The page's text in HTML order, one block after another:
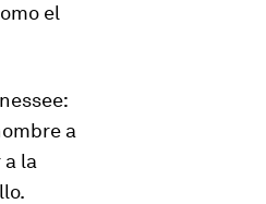
el
:
a
la